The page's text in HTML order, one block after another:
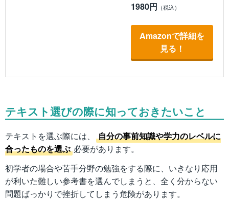
1980円
Amazonで詳細を
見る！
テキスト選びの際に知っておきたいこと
テキストを選ぶ際には、
自分の事前知識や学力のレベルに
合ったものを選ぶ 必要があります。
初学者の場合や苦手分野の勉強をする際に、いきなり応用
が利いた難しい参考書を選んでしまうと、全く分からない
問題ばっかりで挫折してしまう危険があります。